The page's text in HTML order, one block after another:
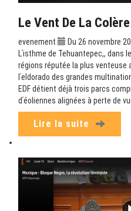
Le Vent De La
evenement
Du 26 novembre
Lʹisthme de Tehuantepec,, dans
régions réputée la plus venteuse
lʹeldorado des grandes
EDF détient déjà trois parcs
dʹéoliennes alignées à perte de
Lire la suite